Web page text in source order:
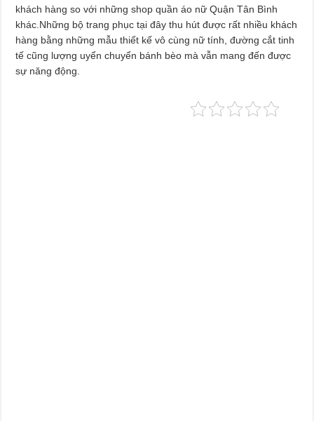
khách hàng so với những shop quần áo nữ Quận Tân Bình
khác.Những bộ trang phục tại đây thu hút được rất nhiều khách
hàng bằng những mẫu thiết kế vô cùng nữ tính, đường cắt tinh
tế cũng lượng uyển chuyển bánh bèo mà vẫn mang đến được
sự năng động.